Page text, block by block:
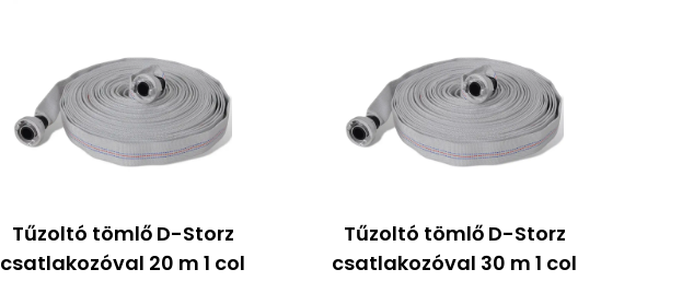
Tűzoltó tömlő D-Storz
csatlakozóval 20 m 1 col
Tűzoltó tömlő D-Storz
csatlakozóval 30 m 1 col